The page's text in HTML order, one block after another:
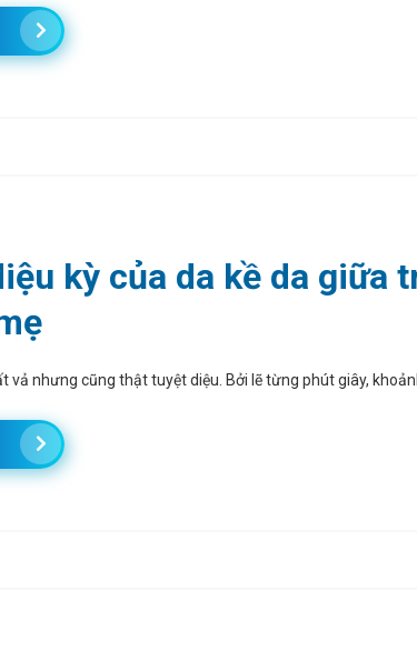
kỳ của da kề da giữa
vả nhưng cũng thật tuyệt diệu. Bởi lẽ từng phút giây,